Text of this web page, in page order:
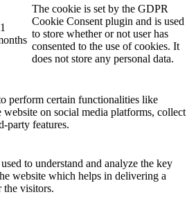
The cookie is set by the GDPR
Cookie Consent plugin and is used
to store whether or not user has
consented to the use of cookies. It
does not store any personal data.
perform certain functionalities like
website on social media platforms, collect
party features.
to understand and analyze the key
website which helps in delivering a
the visitors.